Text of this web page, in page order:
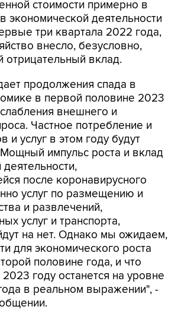
стоимости примерно в
экономической деятельности
три квартала 2022 года,
внесло, безусловно,
вклад.
продолжения спада в
в первой половине 2023
внешнего и
Частное потребление и
и услуг в этом году будут
импульс роста и вклад
после коронавирусного
услуг по размещению и
и развлечений,
услуг и транспорта,
на нет. Однако мы ожидаем,
для экономического роста
половине года, и что
году останется на уровне
в реальном выражении", -